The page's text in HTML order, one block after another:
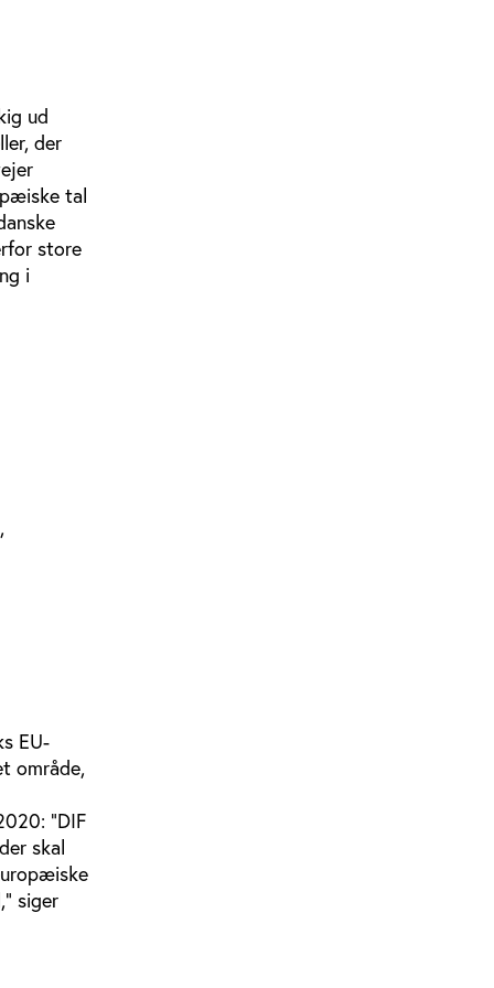
ud
der
tal
store
i
EU-
område,
”DIF
skal
siger